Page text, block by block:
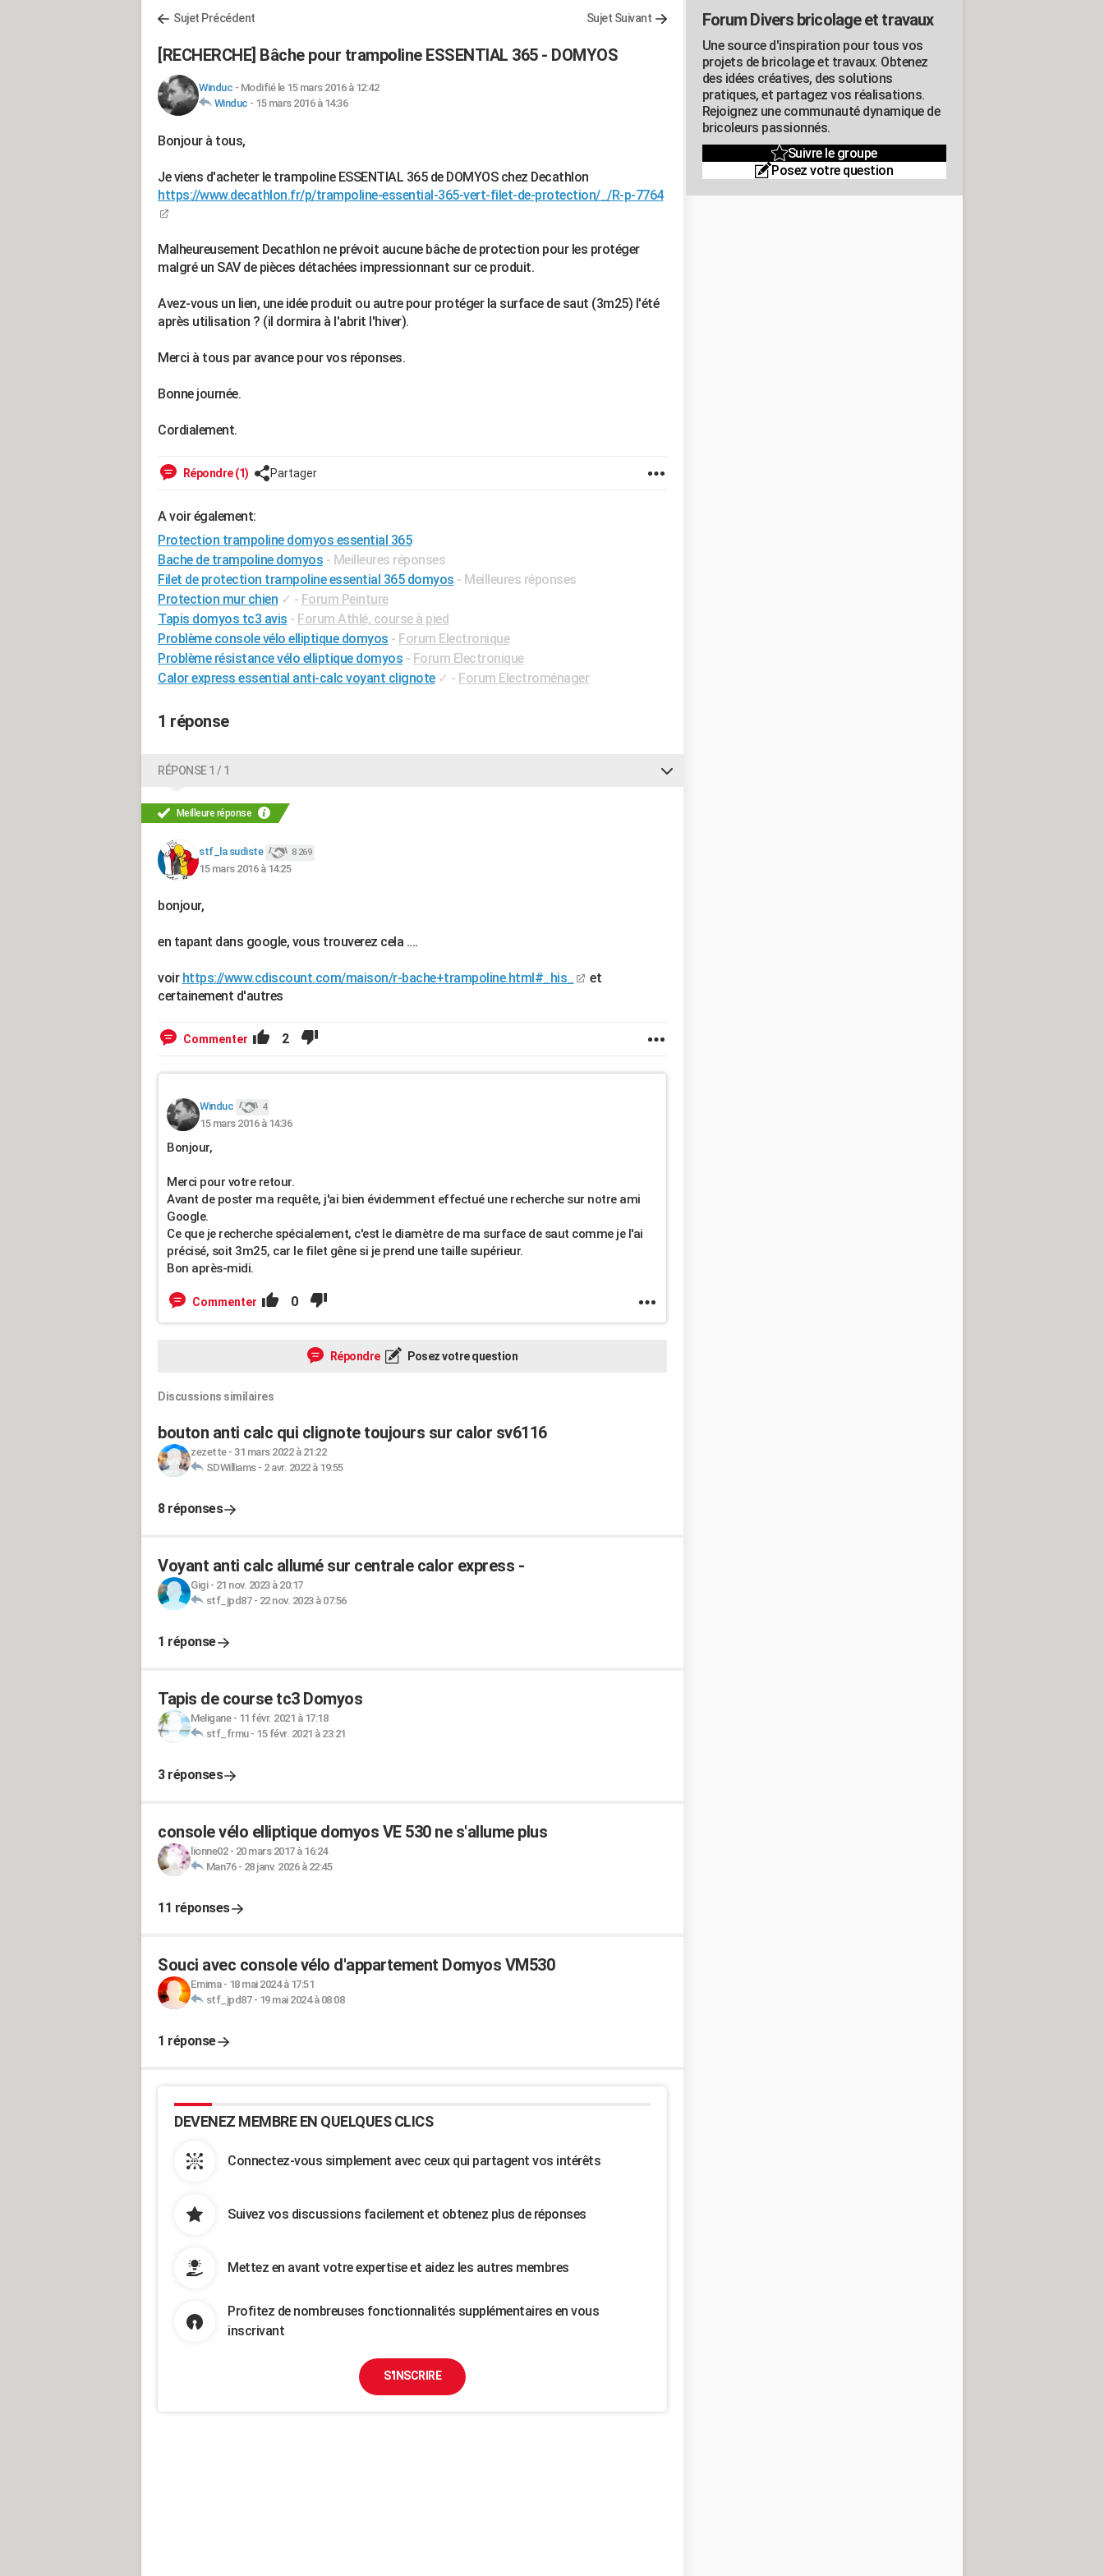
Sujet Précédent Sujet Suivant
[RECHERCHE] Bâche pour trampoline ESSENTIAL 365 - DOMYOS
Winduc - Modifié le 15 mars 2016 à 12:42
Winduc - 15 mars 2016 à 14:36
Bonjour à tous,
Je viens d'acheter le trampoline ESSENTIAL 365 de DOMYOS chez Decathlon
https://www.decathlon.fr/p/trampoline-essential-365-vert-filet-de-protection/_/R-p-7764
Malheureusement Decathlon ne prévoit aucune bâche de protection pour les protéger
malgré un SAV de pièces détachées impressionnant sur ce produit.
Avez-vous un lien, une idée produit ou autre pour protéger la surface de saut (3m25) l'été
après utilisation ? (il dormira à l'abrit l'hiver).
Merci à tous par avance pour vos réponses.
Bonne journée.
Cordialement.
Répondre (1) Partager
A voir également:
Protection trampoline domyos essential 365
Bache de trampoline domyos - Meilleures réponses
Filet de protection trampoline essential 365 domyos - Meilleures réponses
Protection mur chien ✓ - Forum Peinture
Tapis domyos tc3 avis - Forum Athlé, course à pied
Problème console vélo elliptique domyos - Forum Electronique
Problème résistance vélo elliptique domyos - Forum Electronique
Calor express essential anti-calc voyant clignote ✓ - Forum Electroménager
1 réponse
RÉPONSE 1 / 1
Meilleure réponse
stf_la sudiste 8 269
15 mars 2016 à 14:25
bonjour,
en tapant dans google, vous trouverez cela ....
voir https://www.cdiscount.com/maison/r-bache+trampoline.html#_his_
et
certainement d'autres
Commenter 2
Winduc 4
15 mars 2016 à 14:36
Bonjour,
Merci pour votre retour.
Avant de poster ma requête, j'ai bien évidemment effectué une recherche sur notre ami
Google.
Ce que je recherche spécialement, c'est le diamètre de ma surface de saut comme je l'ai
précisé, soit 3m25, car le filet gêne si je prend une taille supérieur.
Bon après-midi.
Commenter 0
Répondre Posez votre question
Discussions similaires
bouton anti calc qui clignote toujours sur calor sv6116
zezette- 31 mars 2022 à 21:22
SDWilliams- 2 avr. 2022 à 19:55
8 réponses
Voyant anti calc allumé sur centrale calor express -
Gigi- 21 nov. 2023 à 20:17
stf_jpd87- 22 nov. 2023 à 07:56
1 réponse
Tapis de course tc3 Domyos
Meligane- 11 févr. 2021 à 17:18
stf_frmu- 15 févr. 2021 à 23:21
3 réponses
console vélo elliptique domyos VE 530 ne s'allume plus
lionne02- 20 mars 2017 à 16:24
Man76- 28 janv. 2026 à 22:45
11 réponses
Souci avec console vélo d'appartement Domyos VM530
Ernima- 18 mai 2024 à 17:51
stf_jpd87- 19 mai 2024 à 08:08
1 réponse
DEVENEZ MEMBRE EN QUELQUES CLICS
Connectez-vous simplement avec ceux qui partagent vos intérêts
Suivez vos discussions facilement et obtenez plus de réponses
Mettez en avant votre expertise et aidez les autres membres
Profitez de nombreuses fonctionnalités supplémentaires en vous
inscrivant
S'INSCRIRE
Forum Divers bricolage et travaux
Une source d'inspiration pour tous vos
projets de bricolage et travaux. Obtenez
des idées créatives, des solutions
pratiques, et partagez vos réalisations.
Rejoignez une communauté dynamique de
bricoleurs passionnés.
Suivre le groupe
Posez votre question